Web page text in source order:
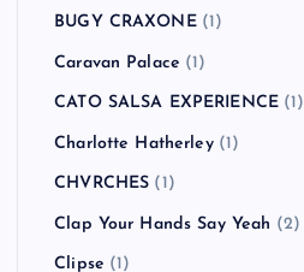
BUGY CRAXONE(1)
Caravan Palace (1)
CATO SALSA EXPERIENCE (1)
Charlotte Hatherley(1)
CHVRCHES (1)
Clap Your Hands Say Yeah (2)
Clipse (1)